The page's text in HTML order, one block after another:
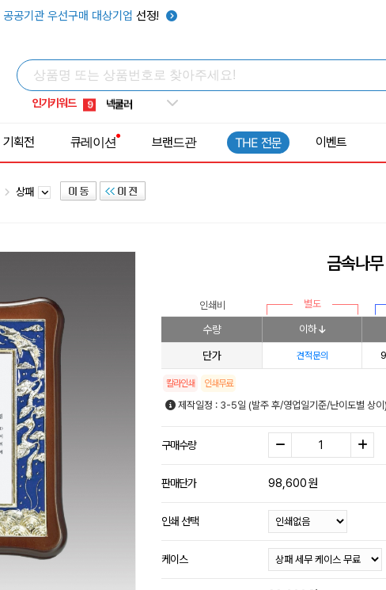
공공기관 우선구매 대상기업 선정!
인기키워드
5 키캡
8 쿨토시
9 넥쿨러
1 선풍기
기획전 큐레이션 브랜드관 THE 전문 이벤트
상패
금속나
인쇄비 별도
수량 이하
단가 견적문의
칼라인쇄 인쇄무료
제작일정 : 3-5일 (발주 후/영업일기준/난이도별 상
구매수량
판매단가 98,600원
인쇄 선택
케이스